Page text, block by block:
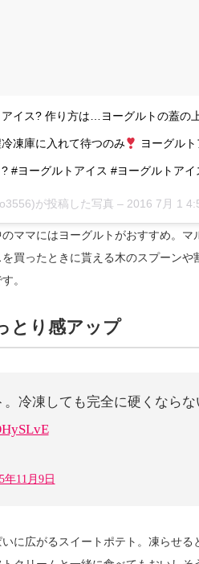
イス? 作り方は…ヨーグルトの蓋の
凍庫に入れて待つのみ ヨーグル
#ヨーグルトアイス #ヨーグルトアイ
が投稿した写真 – 2016 7月 1
のママにはヨーグルトがおすすめ。マ
買ったときに貰える木のスプーンや
。
とり感アップ
冷凍しても完全に硬くなら
年11月9日
に広がるスイートポテト。凍らせる